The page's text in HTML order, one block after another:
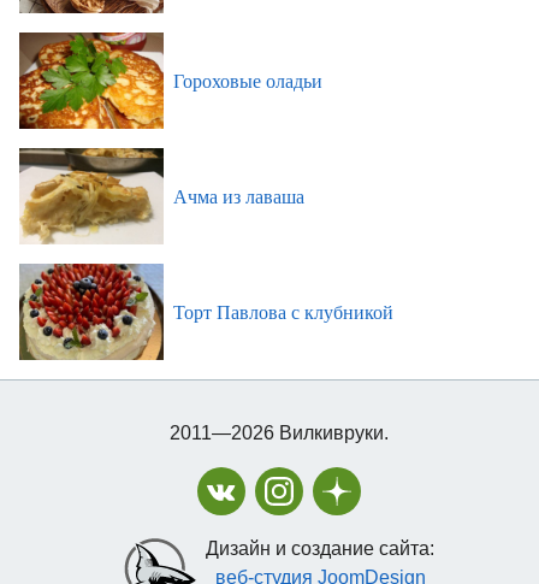
Гороховые оладьи
Ачма из лаваша
Торт Павлова с клубникой
2011—2026 Вилкивруки.
Дизайн и создание сайта:
веб-студия JoomDesign